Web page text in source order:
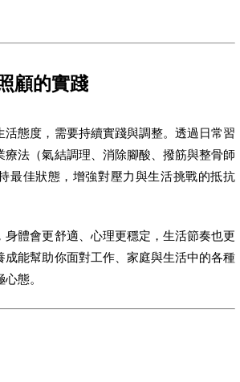
顧的實踐
活態度，需要持續實踐與調整。透過日常習
療法（氣結調理、消除腳酸、撥筋與整骨師
最佳狀態，增強對壓力與生活挑戰的抵抗
身體會更舒適、心理更穩定，生活節奏也更
成能幫助你面對工作、家庭與生活中的各種
態。